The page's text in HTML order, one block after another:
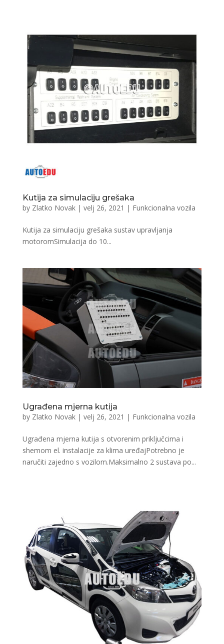
Kutija za simulaciju grešaka
by Zlatko Novak| velj 26, 2021 | Funkcionalna vozila
Kutija za simulaciju grešaka sustav upravljanja
motoromSimulacija do 10...
Ugrađena mjerna kutija
by Zlatko Novak| velj 26, 2021 | Funkcionalna vozila
Ugrađena mjerna kutija s otvorenim priključcima i
shemom el. instalacije za klima uređajPotrebno je
naručiti zajedno s vozilom.Maksimalno 2 sustava po...